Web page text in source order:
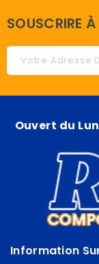
SOUSCRIRE
Ouvert du
Information